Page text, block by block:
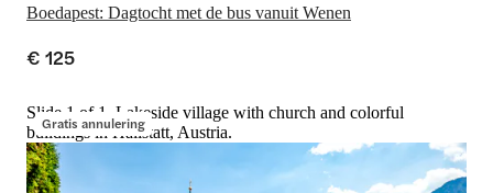
Boedapest: Dagtocht met de bus vanuit Wenen
€ 125
Gratis annulering
Slide 1 of 1, Lakeside village with church and colorful
buildings in Hallstatt, Austria.